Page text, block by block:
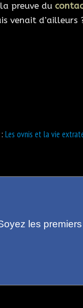
preuve du
venait d’ailleurs
Les ovnis et la vie
les